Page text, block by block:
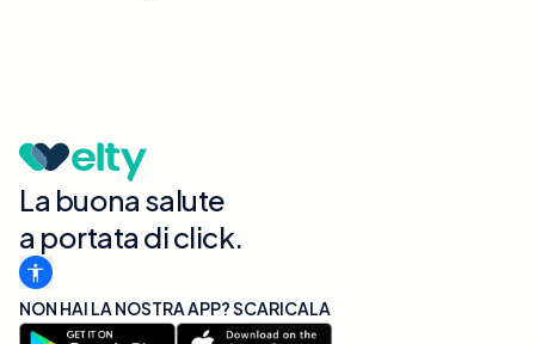
La buona salute
a portata di click.
NON HAI LA NOSTRA APP? SCARICALA